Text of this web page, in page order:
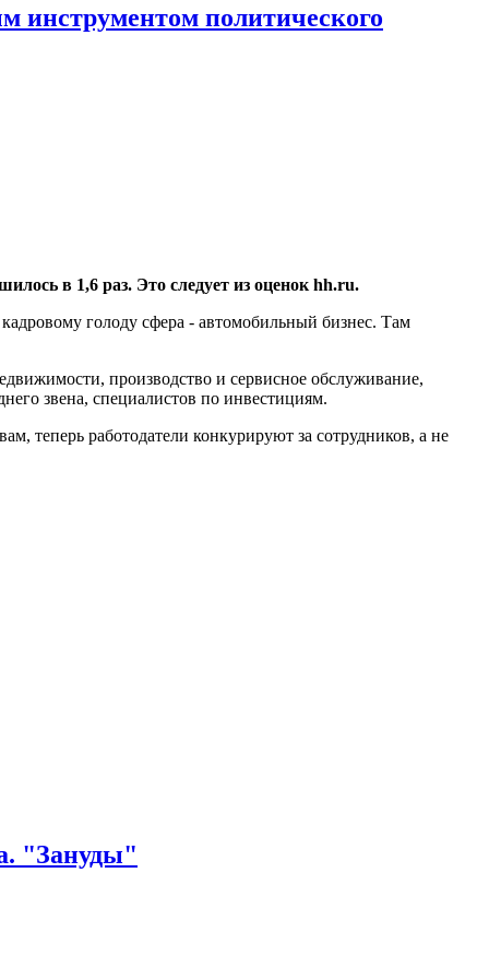
инструментом политического
в 1,6 раз. Это следует из оценок hh.ru.
голоду сфера - автомобильный бизнес. Там
производство и сервисное обслуживание,
звена, специалистов по инвестициям.
теперь работодатели конкурируют за сотрудников, а не
"Зануды"